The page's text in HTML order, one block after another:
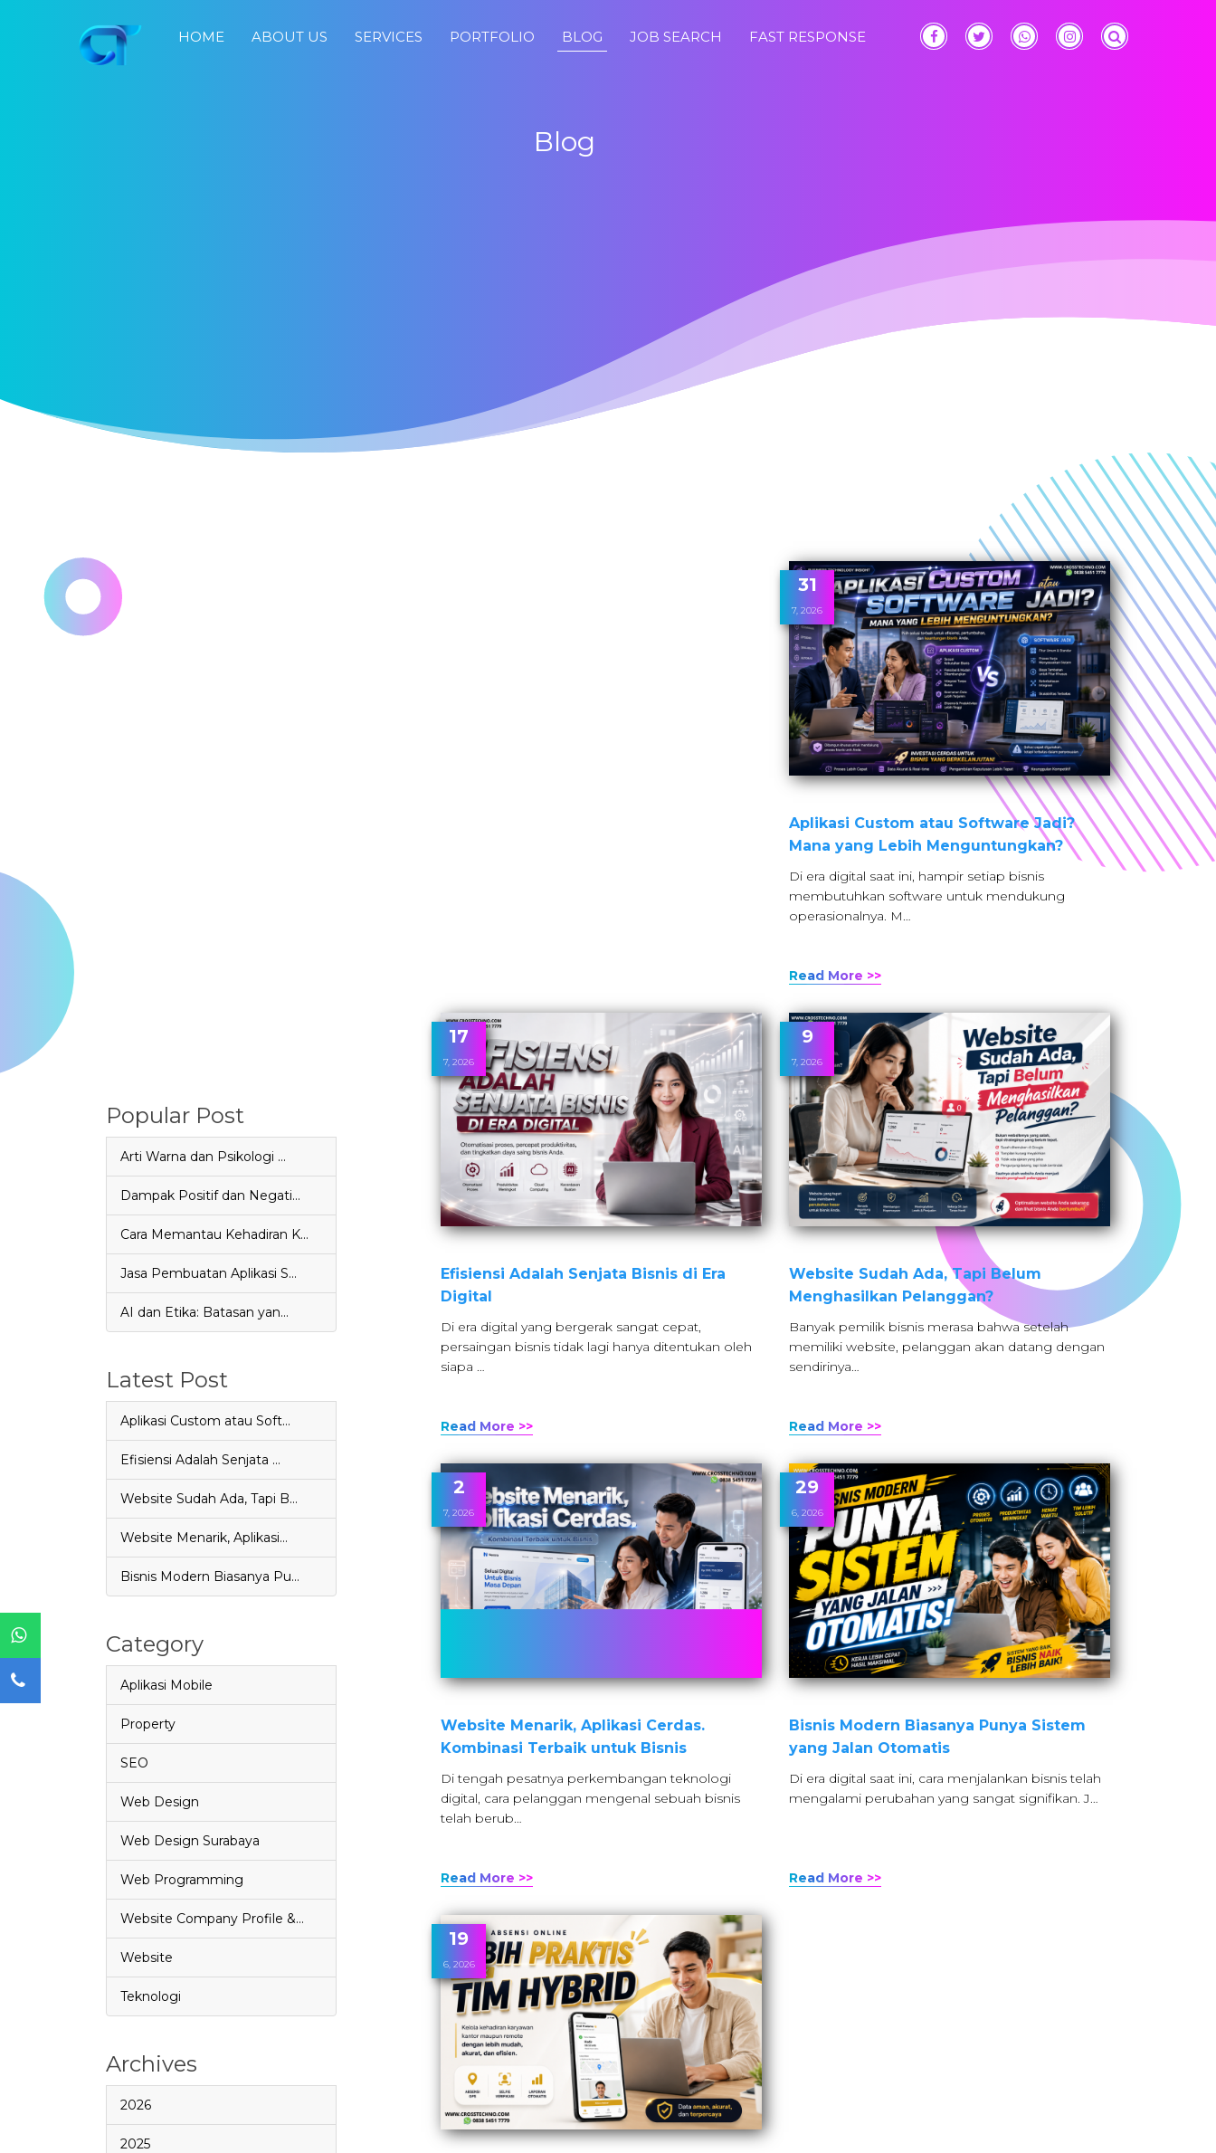
HOME ABOUT US SERVICES PORTFOLIO BLOG JOB SEARCH FAST RESPONSE
Blog
Popular Post
Arti Warna dan Psikologi …
Dampak Positif dan Negati…
Cara Memantau Kehadiran K…
Jasa Pembuatan Aplikasi S…
AI dan Etika: Batasan yan…
Latest Post
Aplikasi Custom atau Soft…
Efisiensi Adalah Senjata …
Website Sudah Ada, Tapi B…
Website Menarik, Aplikasi…
Bisnis Modern Biasanya Pu…
Category
Aplikasi Mobile
Property
SEO
Web Design
Web Design Surabaya
Web Programming
Website Company Profile &…
Website
Teknologi
Archives
2026
2025
31
7, 2026
Aplikasi Custom atau Software Jadi?
Mana yang Lebih Menguntungkan?
Di era digital saat ini, hampir setiap bisnis
membutuhkan software untuk mendukung
operasionalnya. M…
Read More >>
17
7, 2026
Efisiensi Adalah Senjata Bisnis di Era
Digital
Di era digital yang bergerak sangat cepat,
persaingan bisnis tidak lagi hanya ditentukan oleh
siapa …
Read More >>
9
7, 2026
Website Sudah Ada, Tapi Belum
Menghasilkan Pelanggan?
Banyak pemilik bisnis merasa bahwa setelah
memiliki website, pelanggan akan datang dengan
sendirinya…
Read More >>
2
7, 2026
Website Menarik, Aplikasi Cerdas.
Kombinasi Terbaik untuk Bisnis
Di tengah pesatnya perkembangan teknologi
digital, cara pelanggan mengenal sebuah bisnis
telah berub…
Read More >>
29
6, 2026
Bisnis Modern Biasanya Punya Sistem
yang Jalan Otomatis
Di era digital saat ini, cara menjalankan bisnis telah
mengalami perubahan yang sangat signifikan. J…
Read More >>
19
6, 2026